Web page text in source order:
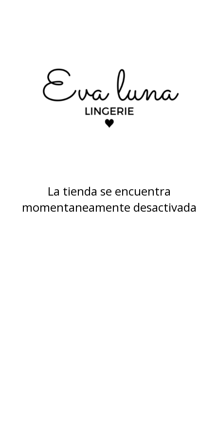
La tienda se encuentra
momentaneamente desactivada